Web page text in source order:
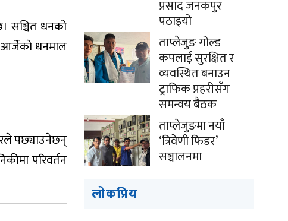
सञ्चित धनको
आर्जेकाे धनमाल
पछ्याउनेछन्
परिवर्तन
प्रसाद जनकपुर
पठाइयो
ताप्लेजुङ गोल्ड
कपलाई सुरक्षित र
व्यवस्थित बनाउन
ट्राफिक प्रहरीसँग
समन्वय बैठक
ताप्लेजुङमा नयाँ
‘त्रिवेणी फिडर’
सञ्चालनमा
लोकप्रिय